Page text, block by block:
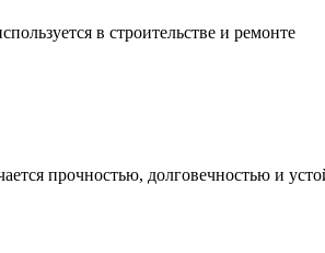
в строительстве и ремонте
прочностью, долговечностью и